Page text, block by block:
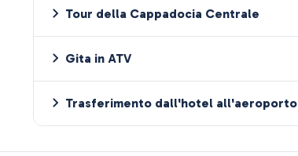
Tour della Cappadocia Centrale
Gita in ATV
Trasferimento dall'hotel all'aeroporto